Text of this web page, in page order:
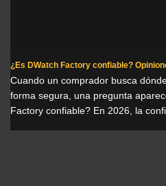
¿Es DWatch Factory confiable?
Cuando un comprador busca
forma segura, una pregunta
Factory confiable? En 2026, la